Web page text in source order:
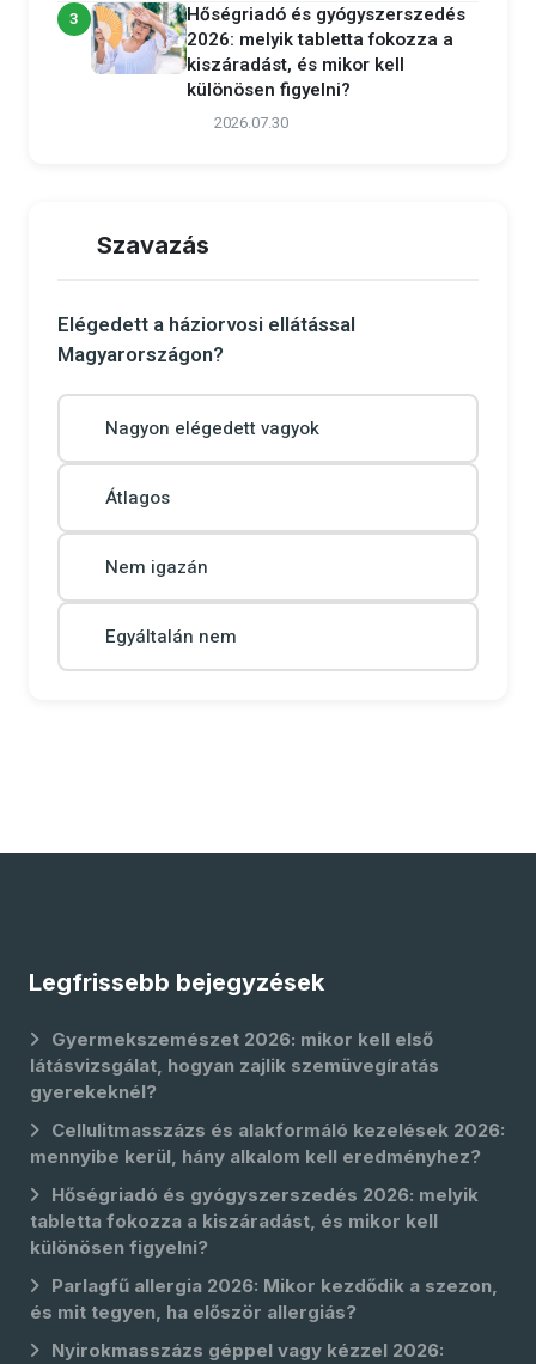
3
Hőségriadó és gyógyszerszedés
2026: melyik tabletta fokozza a
kiszáradást, és mikor kell
különösen figyelni?
2026.07.30
Szavazás
Elégedett a háziorvosi ellátással
Magyarországon?
Nagyon elégedett vagyok
Átlagos
Nem igazán
Egyáltalán nem
Legfrissebb bejegyzések
Gyermekszemészet 2026: mikor kell első
látásvizsgálat, hogyan zajlik szemüvegíratás
gyerekeknél?
Cellulitmasszázs és alakformáló kezelések 2026:
mennyibe kerül, hány alkalom kell eredményhez?
Hőségriadó és gyógyszerszedés 2026: melyik
tabletta fokozza a kiszáradást, és mikor kell
különösen figyelni?
Parlagfű allergia 2026: Mikor kezdődik a szezon,
és mit tegyen, ha először allergiás?
Nyirokmasszázs géppel vagy kézzel 2026: